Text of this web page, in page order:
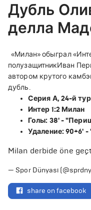
Дубль
делла
«Милан» обыграл
полузащитникИван
автором крутого
дубль.
Серия А, 24-й тур
Интер 1:2 Милан
Голы: 38' -
Удаление: 90+6'
Milan derbide öne
— Spor Dünyası
share on facebook